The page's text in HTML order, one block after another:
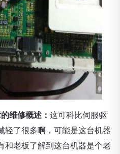
维修概述： 这可科比伺服驱
轻了很多啊，可能是这台机器
和老板了解到这台机器是个老